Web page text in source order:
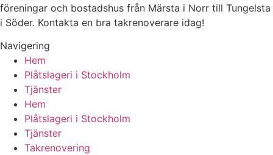
föreningar och bostadshus från Märsta i Norr till Tungelsta
i Söder. Kontakta en bra takrenoverare idag!
Navigering
Hem
Plåtslageri i Stockholm
Tjänster
Hem
Plåtslageri i Stockholm
Tjänster
Takrenovering